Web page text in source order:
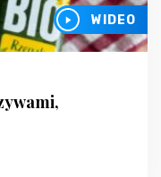
WIDEO